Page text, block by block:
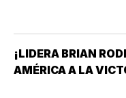
¡LIDERA BRIAN
AMÉRICA A LA